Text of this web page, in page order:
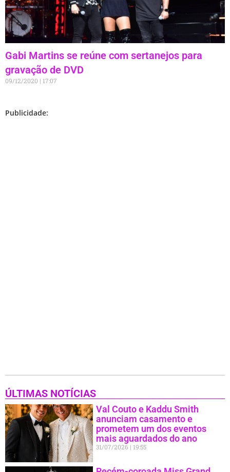
Gabi Martins se reúne com sertanejos para
gravação de DVD
09/12/2020 17:07
Publicidade:
ÚLTIMAS NOTÍCIAS
Val Couto e Kaddu Smith
anunciam casamento e
prometem um dos eventos
mais aguardados do ano
31/07/2026 19:55